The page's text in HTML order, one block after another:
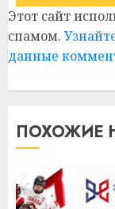
Этот сайт
спамом.
данные
ПОХОЖИЕ